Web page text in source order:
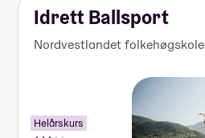
Idrett Ballsport
Nordvestlandet folkehøgskole
Helårskurs